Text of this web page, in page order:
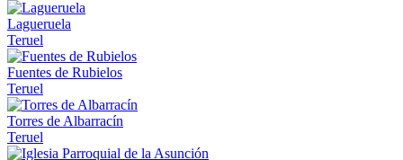
Lagueruela
Teruel
Fuentes de Rubielos
Teruel
Torres de Albarracín
Teruel